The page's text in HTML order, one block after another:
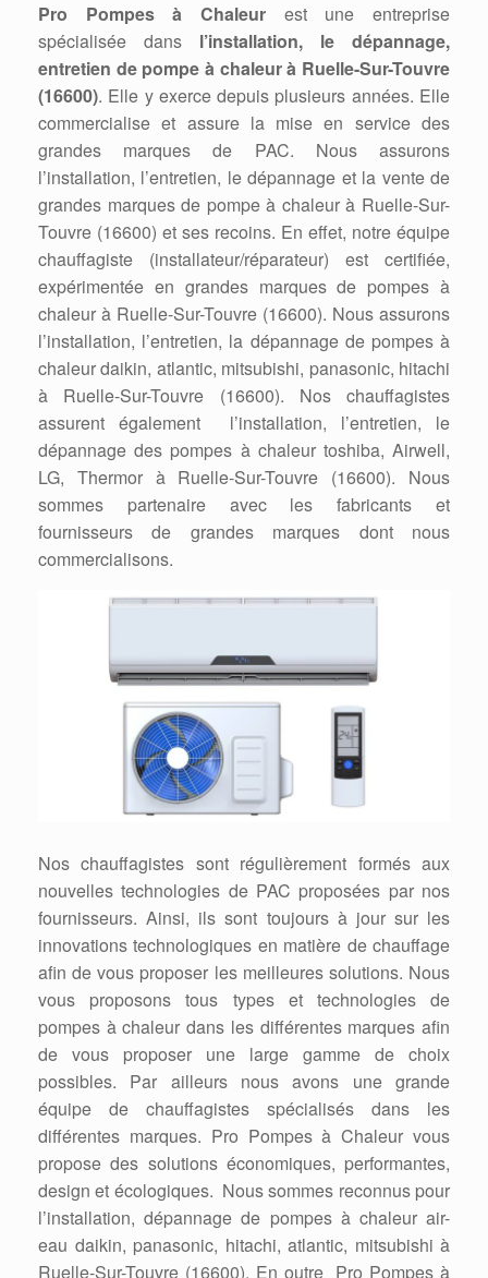
Pro Pompes à Chaleur est une entreprise
spécialisée dans l’installation, le dépannage,
entretien de pompe à chaleur à Ruelle-Sur-Touvre
(16600). Elle y exerce depuis plusieurs années. Elle
commercialise et assure la mise en service des
grandes marques de PAC. Nous assurons
l’installation, l’entretien, le dépannage et la vente de
grandes marques de pompe à chaleur à Ruelle-Sur-
Touvre (16600) et ses recoins. En effet, notre équipe
chauffagiste (installateur/réparateur) est certifiée,
expérimentée en grandes marques de pompes à
chaleur à Ruelle-Sur-Touvre (16600). Nous assurons
l’installation, l’entretien, la dépannage de pompes à
chaleur daikin, atlantic, mitsubishi, panasonic, hitachi
à Ruelle-Sur-Touvre (16600). Nos chauffagistes
assurent également l’installation, l’entretien, le
dépannage des pompes à chaleur toshiba, Airwell,
LG, Thermor à Ruelle-Sur-Touvre (16600). Nous
sommes partenaire avec les fabricants et
fournisseurs de grandes marques dont nous
commercialisons.
Nos chauffagistes sont régulièrement formés aux
nouvelles technologies de PAC proposées par nos
fournisseurs. Ainsi, ils sont toujours à jour sur les
innovations technologiques en matière de chauffage
afin de vous proposer les meilleures solutions. Nous
vous proposons tous types et technologies de
pompes à chaleur dans les différentes marques afin
de vous proposer une large gamme de choix
possibles. Par ailleurs nous avons une grande
équipe de chauffagistes spécialisés dans les
différentes marques. Pro Pompes à Chaleur vous
propose des solutions économiques, performantes,
design et écologiques. Nous sommes reconnus pour
l’installation, dépannage de pompes à chaleur air-
eau daikin, panasonic, hitachi, atlantic, mitsubishi à
Ruelle-Sur-Touvre (16600). En outre Pro Pompes à